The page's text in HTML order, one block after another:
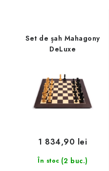
Set de șah Mahagony
DeLuxe
În stoc (2 buc.)
1 834,90 lei